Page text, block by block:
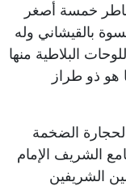
خمسة أصغر
بالقيشاني وله
البلاطية منها
هو ذو طراز
الضخمة
الشريف الإمام
الشريفين